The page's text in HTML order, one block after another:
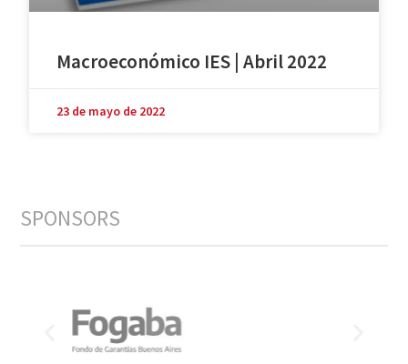
Macroeconómico IES | Abril 2022
23 de mayo de 2022
SPONSORS